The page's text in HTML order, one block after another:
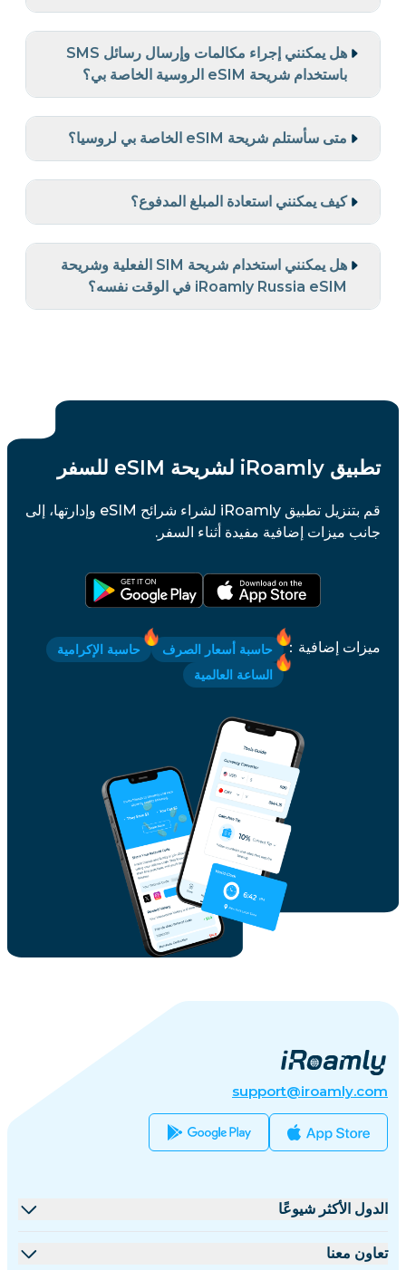
هل يمكنني إجراء مكالمات وإرسال رسائل SMS
باستخدام شريحة eSIM الروسية الخاصة بي؟
متى سأستلم شريحة eSIM الخاصة بي لروسيا؟
كيف يمكنني استعادة المبلغ المدفوع؟
هل يمكنني استخدام شريحة SIM الفعلية وشريحة
iRoamly Russia eSIM في الوقت نفسه؟
تطبيق iRoamly لشريحة eSIM للسفر
قم بتنزيل تطبيق iRoamly لشراء شرائح eSIM وإدارتها، إلى
جانب ميزات إضافية مفيدة أثناء السفر.
ميزات إضافية ： حاسبة أسعار الصرف
حاسبة الإكرامية
الساعة العالمية
support@iroamly.com
الدول الأكثر شيوعًا
الولايات المتحدة
تعاون معنا